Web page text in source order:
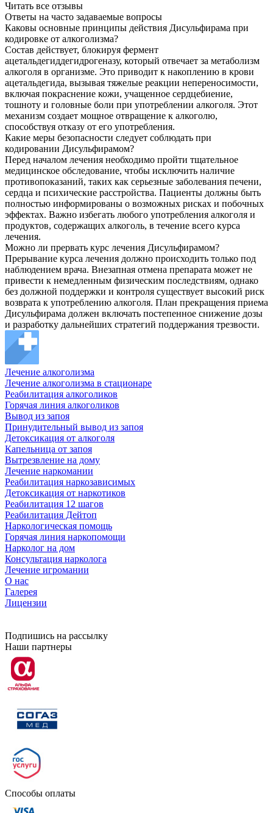
Читать все отзывы
Ответы на часто задаваемые вопросы
Каковы основные принципы действия Дисульфирама при
кодировке от алкоголизма?
Состав действует, блокируя фермент
ацетальдегиддегидрогеназу, который отвечает за метаболизм
алкоголя в организме. Это приводит к накоплению в крови
ацетальдегида, вызывая тяжелые реакции непереносимости,
включая покраснение кожи, учащенное сердцебиение,
тошноту и головные боли при употреблении алкоголя. Этот
механизм создает мощное отвращение к алкоголю,
способствуя отказу от его употребления.
Какие меры безопасности следует соблюдать при
кодировании Дисульфирамом?
Перед началом лечения необходимо пройти тщательное
медицинское обследование, чтобы исключить наличие
противопоказаний, таких как серьезные заболевания печени,
сердца и психические расстройства. Пациенты должны быть
полностью информированы о возможных рисках и побочных
эффектах. Важно избегать любого употребления алкоголя и
продуктов, содержащих алкоголь, в течение всего курса
лечения.
Можно ли прервать курс лечения Дисульфирамом?
Прерывание курса лечения должно происходить только под
наблюдением врача. Внезапная отмена препарата может не
привести к немедленным физическим последствиям, однако
без должной поддержки и контроля существует высокий риск
возврата к употреблению алкоголя. План прекращения приема
Дисульфирама должен включать постепенное снижение дозы
и разработку дальнейших стратегий поддержания трезвости.
Лечение алкоголизма
Лечение алкоголизма в стационаре
Реабилитация алкоголиков
Горячая линия алкоголиков
Вывод из запоя
Принудительный вывод из запоя
Детоксикация от алкоголя
Капельница от запоя
Вытрезвление на дому
Лечение наркомании
Реабилитация наркозависимых
Детоксикация от наркотиков
Реабилитация 12 шагов
Реабилитация Дейтоп
Наркологическая помощь
Горячая линия наркопомощи
Нарколог на дом
Консультация нарколога
Лечение игромании
О нас
Галерея
Лицензии
Подпишись на рассылку
Наши партнеры
Способы оплаты